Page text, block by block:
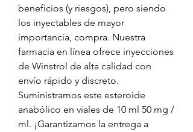
beneficios (y riesgos), pero siendo
los inyectables de mayor
importancia, compra. Nuestra
farmacia en línea ofrece inyecciones
de Winstrol de alta calidad con
envío rápido y discreto.
Suministramos este esteroide
anabólico en viales de 10 ml 50 mg /
ml. ¡Garantizamos la entrega a